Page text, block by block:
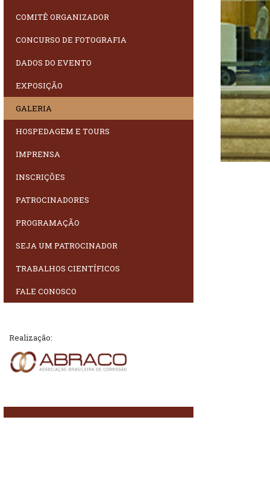
COMITÊ ORGANIZADOR
CONCURSO DE FOTOGRAFIA
DADOS DO EVENTO
EXPOSIÇÃO
GALERIA
HOSPEDAGEM E TOURS
IMPRENSA
INSCRIÇÕES
PATROCINADORES
PROGRAMAÇÃO
SEJA UM PATROCINADOR
TRABALHOS CIENTÍFICOS
FALE CONOSCO
Realização: